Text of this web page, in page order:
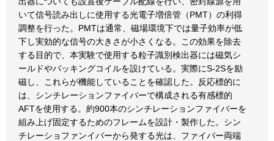
いて信号読み出しに使用する光電子増倍管（PMT）の利得
調整を行った。PMTは通常、磁場環境下では量子効率が低
下し実効的な信号の大きさが小さくなる。この効果を除去
する目的で、本実験で使用する粒子識別検出器には磁気シ
ールドやバッキングコイルを設けている。実際にS-2Sを励
磁し、これらが機能していることを確認した。反応標的に
は、シンチレーションファイバーで構成される有感標的
AFTを使用する。約900本のシンチレーションファイバーを
組み上げ固定するためのフレームを設計・製作した。シン
チレーショファンイバーから発する光は、ファイバー両端